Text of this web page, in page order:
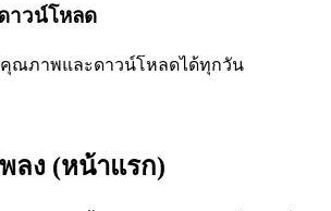
าวน์โหลด
คุณภาพและดาวน์โหลดได้ทุกวัน
ลง (หน้าแรก)